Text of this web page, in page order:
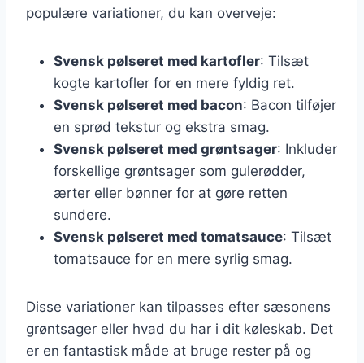
populære variationer, du kan overveje:
Svensk pølseret med kartofler: Tilsæt
kogte kartofler for en mere fyldig ret.
Svensk pølseret med bacon: Bacon tilføjer
en sprød tekstur og ekstra smag.
Svensk pølseret med grøntsager: Inkluder
forskellige grøntsager som gulerødder,
ærter eller bønner for at gøre retten
sundere.
Svensk pølseret med tomatsauce: Tilsæt
tomatsauce for en mere syrlig smag.
Disse variationer kan tilpasses efter sæsonens
grøntsager eller hvad du har i dit køleskab. Det
er en fantastisk måde at bruge rester på og